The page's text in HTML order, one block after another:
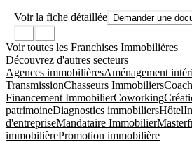
Voir la fiche détaillée Demander une
Voir toutes les Franchises Immobilières
Découvrez d'autres secteurs
Agences immobilièresAménagement
TransmissionChasseurs Immobiliers
Financement ImmobilierCoworking
patrimoineDiagnostics immobiliersHôtel
d'entrepriseMandataire Immobilier
immobilièrePromotion immobilière